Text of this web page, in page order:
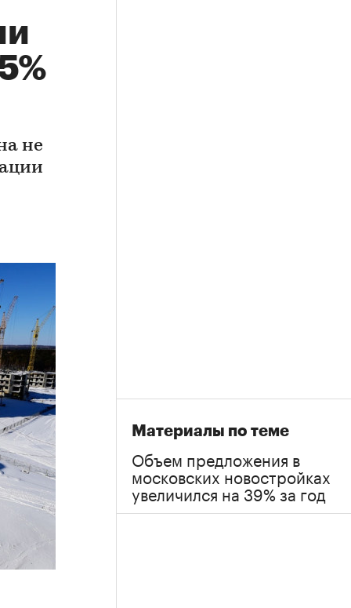
не
Материалы по теме
Объем предложения в
московских новостройках
увеличился на 39% за год